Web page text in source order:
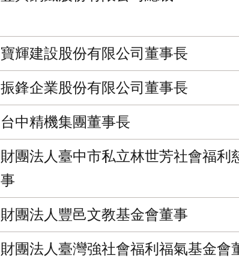
寶輝建設股份有限公司董事長
振鋒企業股份有限公司董事長
台中精機集團董事長
財團法人臺中市私立林世芳社會福利
事
財團法人豐邑文教基金會董事
財團法人臺灣強社會福利福氣基金會